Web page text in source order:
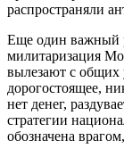
распространяли
Еще один важный
милитаризация
вылезают с
дорогостоящее,
нет денег,
стратегии
обозначена